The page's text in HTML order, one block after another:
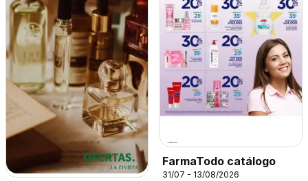
FarmaTodo catálogo
31/07 - 13/08/2026